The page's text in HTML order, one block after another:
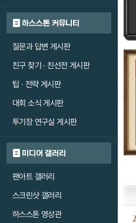
하스스톤 커뮤니티
질문과 답변 게시판
친구 찾기 · 친선전 게시판
팁 · 전략 게시판
대회 소식 게시판
투기장 연구실 게시판
미디어 갤러리
팬아트 갤러리
스크린샷 갤러리
하스스톤 영상관